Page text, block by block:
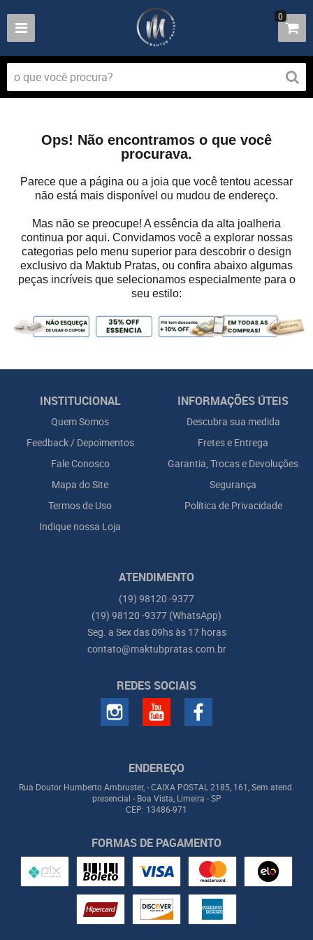
0
Ops! Não encontramos o que você
procurava.
Parece que a página ou a joia que você tentou acessar
não está mais disponível ou mudou de endereço.
Mas não se preocupe! A essência da alta joalheria
continua por aqui. Convidamos você a explorar nossas
categorias pelo menu superior para descobrir o design
exclusivo da Maktub Pratas, ou confira abaixo algumas
peças incríveis que selecionamos especialmente para o
seu estilo:
INSTITUCIONAL
Quem Somos
Feedback / Depoimentos
Fale Conosco
Mapa do Site
Termos de Uso
Indique nossa Loja
INFORMAÇÕES ÚTEIS
Descubra sua medida
Fretes e Entrega
Garantia, Trocas e Devoluções
Segurança
Política de Privacidade
ATENDIMENTO
(19) 98120 -9377
(19) 98120 -9377 (WhatsApp)
Seg. a Sex das 09hs às 17 horas
contato@maktubpratas.com.br
REDES SOCIAIS
ENDEREÇO
Rua Doutor Humberto Ambruster, - CAIXA POSTAL 2185, 161, Sem atend.
presencial - Boa Vista, Limeira -SP
CEP: 13486-971
FORMAS DE PAGAMENTO